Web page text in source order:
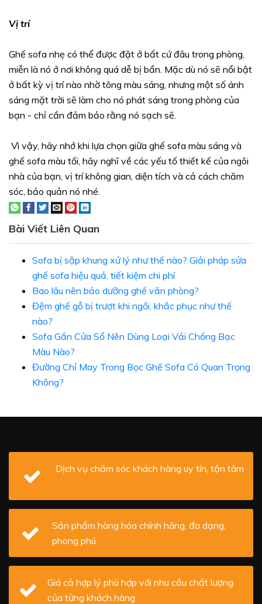
Vị trí
Ghế sofa nhẹ có thể được đặt ở bất cứ đâu trong phòng,
miễn là nó ở nơi không quá dễ bị bẩn. Mặc dù nó sẽ nổi bật
ở bất kỳ vị trí nào nhờ tông màu sáng, nhưng một số ánh
sáng mặt trời sẽ làm cho nó phát sáng trong phòng của
bạn - chỉ cần đảm bảo rằng nó sạch sẽ.
Vì vậy, hãy nhớ khi lựa chọn giữa ghế sofa màu sáng và
ghế sofa màu tối, hãy nghĩ về các yếu tố thiết kế của ngôi
nhà của bạn, vị trí không gian, diện tích và cả cách chăm
sóc, bảo quản nó nhé.
Bài Viết Liên Quan
Sofa bị sập khung xử lý như thế nào? Giải pháp sửa
ghế sofa hiệu quả, tiết kiệm chi phí
Bao lâu nên bảo dưỡng ghế văn phòng?
Đệm ghế gỗ bị trượt khi ngồi, khắc phục như thế
nào?
Sofa Gần Cửa Sổ Nên Dùng Loại Vải Chống Bạc
Màu Nào?
Đường Chỉ May Trong Bọc Ghế Sofa Có Quan Trọng
Không?
Dịch vụ chăm sóc khách hàng uy tín, tận tâm
Sản phẩm hàng hóa chính hãng, đa dạng,
phong phú
Giá cả hợp lý phù hợp với nhu cầu chất lượng
của từng khách hàng